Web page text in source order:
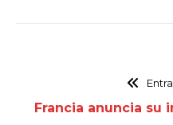
Francia anuncia su